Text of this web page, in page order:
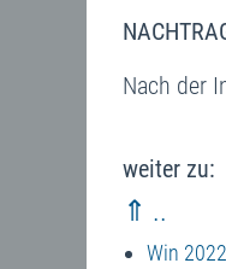
Nach der
weiter zu:
⇑ ..
Win